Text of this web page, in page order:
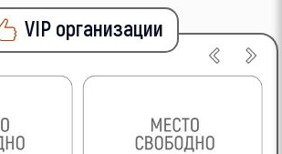
VIP организации